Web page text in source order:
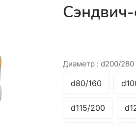
Сэндвич-
Диаметр : d200/280
d80/160
d115/200